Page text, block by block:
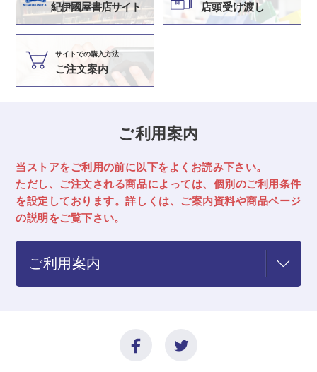
紀伊國屋書店サイト 店頭受け渡し
サイトでの購入方法
ご注文案内
ご利用案内
当ストアをご利用の前に以下をよくお読み下さい。
ただし、ご注文される商品によっては、 個別のご利用条件
を設定しております。詳しくは、ご案内資料や商品ページ
の説明をご覧下さい。
ご利用案内